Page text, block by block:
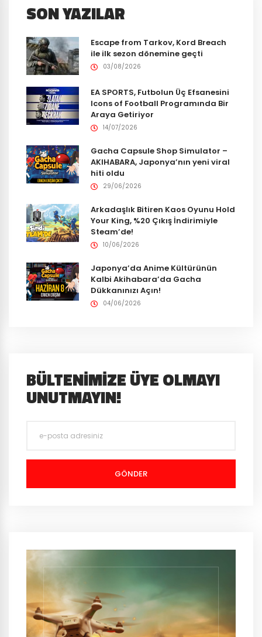
SON YAZILAR
Escape from Tarkov, Kord Breach
ile ilk sezon dönemine geçti
03/08/2026
EA SPORTS, Futbolun Üç Efsanesini
Icons of Football Programında Bir
Araya Getiriyor
14/07/2026
Gacha Capsule Shop Simulator –
AKIHABARA, Japonya’nın yeni viral
hiti oldu
29/06/2026
Arkadaşlık Bitiren Kaos Oyunu Hold
Your King, %20 Çıkış İndirimiyle
Steam’de!
10/06/2026
Japonya’da Anime Kültürünün
Kalbi Akihabara’da Gacha
Dükkanınızı Açın!
04/06/2026
BÜLTENIMIZE ÜYE OLMAYI
UNUTMAYIN!